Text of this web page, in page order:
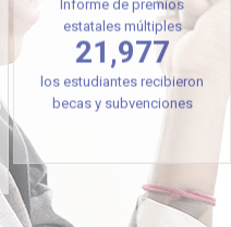
Informe de premios
estatales múltiples
21,977
los estudiantes recibieron